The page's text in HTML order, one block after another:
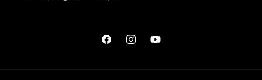
FacebookInstagramYouTube